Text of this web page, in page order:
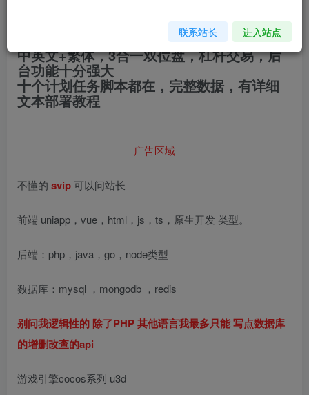
中英文+繁体，3合一双位盘，杠杆交易，后
台功能十分强大
十个计划任务脚本都在，完整数据，有详细
文本部署教程
广告区域
不懂的 svip可以问站长
前端 uniapp，vue，html，js，ts，原生开发 类型。
后端：php，java，go，node类型
数据库：mysql ，mongodb ，redis
别问我逻辑性的 除了PHP 其他语言我最多只能 写点数据库
的增删改查的api
游戏引擎cocos系列 u3d
联系站长 进入站点